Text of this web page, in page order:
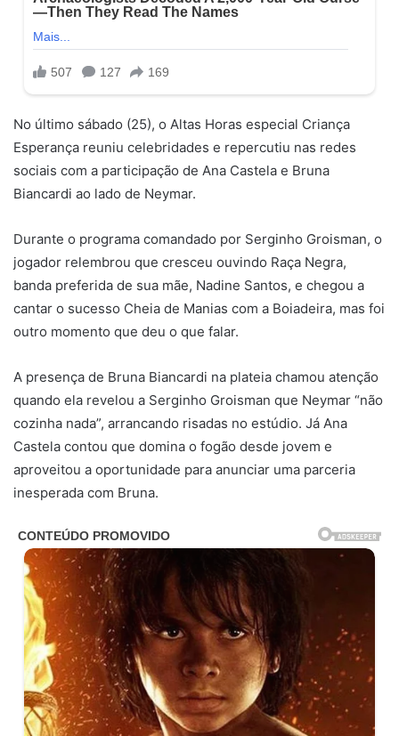
No último sábado (25), o Altas Horas especial Criança
Esperança reuniu celebridades e repercutiu nas redes
sociais com a participação de Ana Castela e Bruna
Biancardi ao lado de Neymar.
Durante o programa comandado por Serginho Groisman, o
jogador relembrou que cresceu ouvindo Raça Negra,
banda preferida de sua mãe, Nadine Santos, e chegou a
cantar o sucesso Cheia de Manias com a Boiadeira, mas foi
outro momento que deu o que falar.
A presença de Bruna Biancardi na plateia chamou atenção
quando ela revelou a Serginho Groisman que Neymar “não
cozinha nada”, arrancando risadas no estúdio. Já Ana
Castela contou que domina o fogão desde jovem e
aproveitou a oportunidade para anunciar uma parceria
inesperada com Bruna.